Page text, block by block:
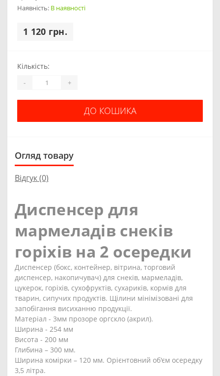
Наявність: В наявності
1 120 грн.
Кількість:
- +
ДО КОШИКА
Огляд товару
Відгук (0)
Диспенсер для
мармеладів снеків
горіхів на 2 осередки
Диспенсер (бокс, контейнер, вітрина, торговий
диспенсер, накопичувач) для снеків, мармеладів,
цукерок, горіхів, сухофруктів, сухариків, кормів для
тварин, сипучих продуктів. Щілини мінімізовані для
запобігання висиханню продукції.
Матеріал - 3мм прозоре оргскло (акрил).
Ширина - 254 мм
Висота - 200 мм
Глибина – 300 мм.
Ширина комірки – 120 мм. Орієнтовний об'єм осередку
3,5 літра.